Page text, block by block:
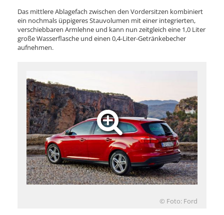
Das mittlere Ablagefach zwischen den Vordersitzen kombiniert
ein nochmals üppigeres Stauvolumen mit einer integrierten,
verschiebbaren Armlehne und kann nun zeitgleich eine 1,0 Liter
große Wasserflasche und einen 0,4-Liter-Getränkebecher
aufnehmen.
© Foto: Ford